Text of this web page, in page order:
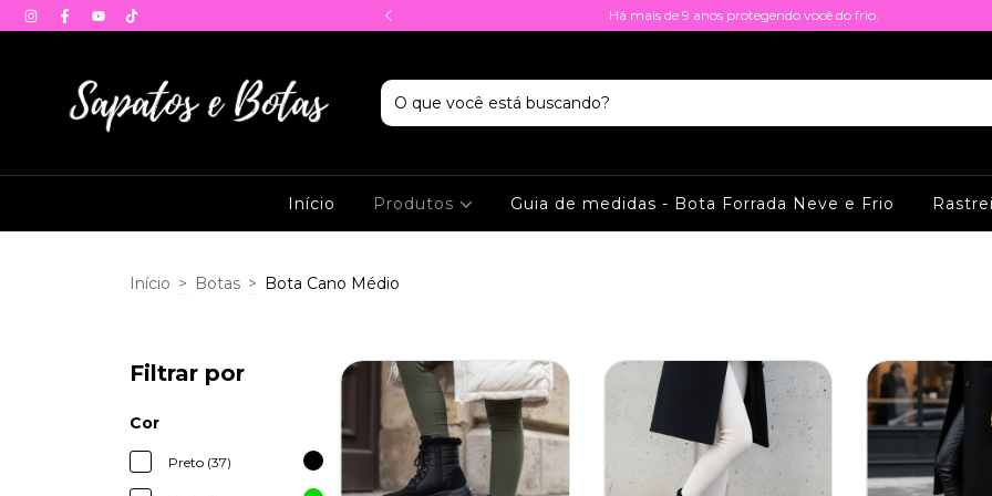
da sua casa. Há mais de 9 anos protegendo você do frio.
Início Produtos Guia de medidas - Bota Forrada Neve e Frio
Início > Botas > Bota Cano Médio
Filtrar por
Cor
Preto (37)